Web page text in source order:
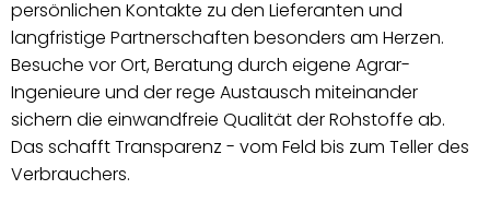
persönlichen Kontakte zu den Lieferanten und
langfristige Partnerschaften besonders am Herzen.
Besuche vor Ort, Beratung durch eigene Agrar-
Ingenieure und der rege Austausch miteinander
sichern die einwandfreie Qualität der Rohstoffe ab.
Das schafft Transparenz - vom Feld bis zum Teller des
Verbrauchers.